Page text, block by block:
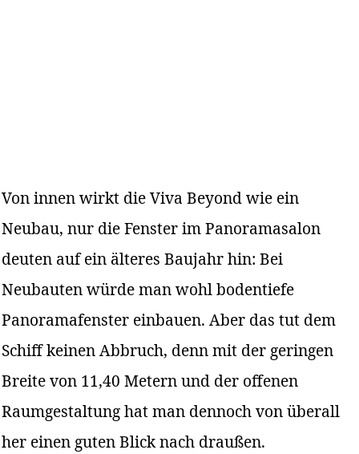
Von innen wirkt die Viva Beyond wie ein
Neubau, nur die Fenster im Panoramasalon
deuten auf ein älteres Baujahr hin: Bei
Neubauten würde man wohl bodentiefe
Panoramafenster einbauen. Aber das tut dem
Schiff keinen Abbruch, denn mit der geringen
Breite von 11,40 Metern und der offenen
Raumgestaltung hat man dennoch von überall
her einen guten Blick nach draußen.